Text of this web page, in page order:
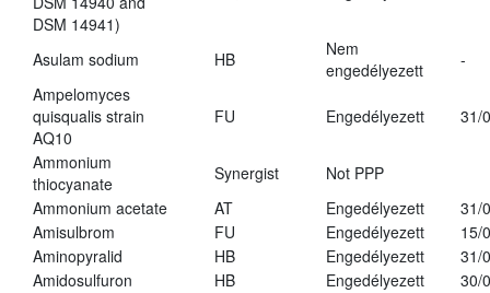
DSM 14941)
Asulam sodium HB
Nem
engedélyezett
-
Ampelomyces
quisqualis strain
AQ10
FU Engedélyezett 31/
Ammonium
thiocyanate
Synergist
Not PPP
Ammonium acetate
AT Engedélyezett
31/
Amisulbrom
FU Engedélyezett
15/
Aminopyralid
HB Engedélyezett
31/
Amidosulfuron
HB Engedélyezett
30/